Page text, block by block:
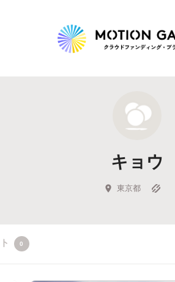
新着プロジェクト
Feature
キュレーターから探す
キョウ
東京都
0